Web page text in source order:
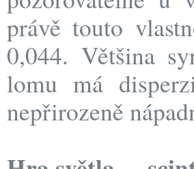
právě touto
0,044. Většina
lomu má
nepřirozeně